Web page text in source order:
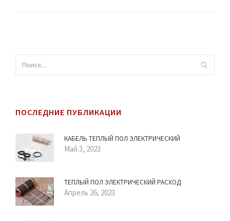
ПОСЛЕДНИЕ ПУБЛИКАЦИИ
КАБЕЛЬ ТЕПЛЫЙ ПОЛ ЭЛЕКТРИЧЕСКИЙ
Май 3, 2023
ТЕПЛЫЙ ПОЛ ЭЛЕКТРИЧЕСКИЙ РАСХОД
Апрель 26, 2023